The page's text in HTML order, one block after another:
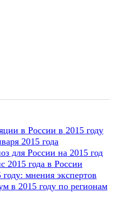
в России в 2015 году
2015 года
для России на 2015 год
2015 года в России
мнения экспертов
в 2015 году по регионам